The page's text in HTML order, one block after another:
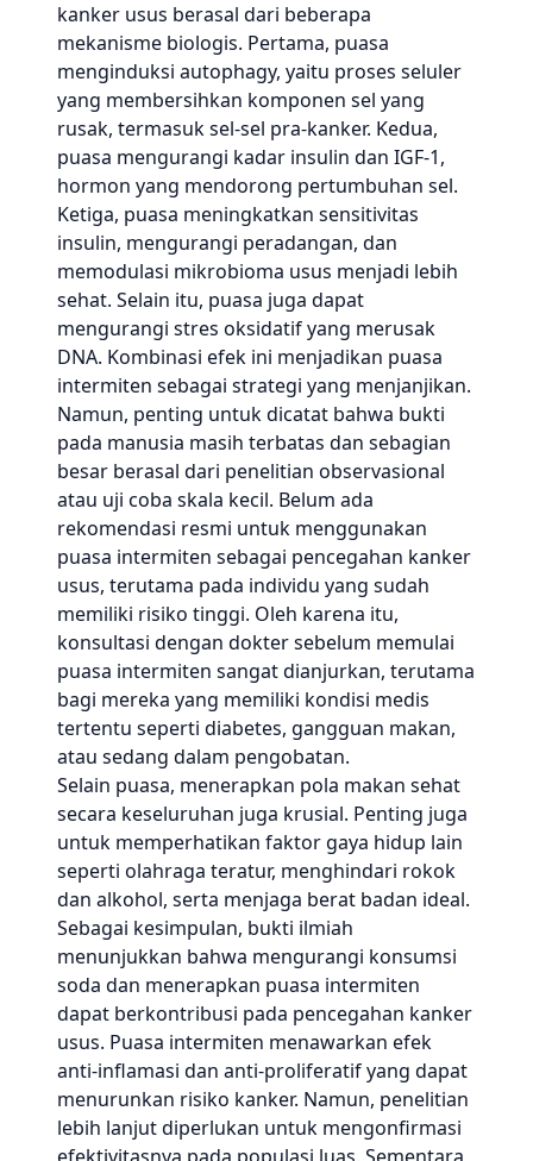
kanker usus berasal dari beberapa
mekanisme biologis. Pertama, puasa
menginduksi autophagy, yaitu proses seluler
yang membersihkan komponen sel yang
rusak, termasuk sel-sel pra-kanker. Kedua,
puasa mengurangi kadar insulin dan IGF-1,
hormon yang mendorong pertumbuhan sel.
Ketiga, puasa meningkatkan sensitivitas
insulin, mengurangi peradangan, dan
memodulasi mikrobioma usus menjadi lebih
sehat. Selain itu, puasa juga dapat
mengurangi stres oksidatif yang merusak
DNA. Kombinasi efek ini menjadikan puasa
intermiten sebagai strategi yang menjanjikan.
Namun, penting untuk dicatat bahwa bukti
pada manusia masih terbatas dan sebagian
besar berasal dari penelitian observasional
atau uji coba skala kecil. Belum ada
rekomendasi resmi untuk menggunakan
puasa intermiten sebagai pencegahan kanker
usus, terutama pada individu yang sudah
memiliki risiko tinggi. Oleh karena itu,
konsultasi dengan dokter sebelum memulai
puasa intermiten sangat dianjurkan, terutama
bagi mereka yang memiliki kondisi medis
tertentu seperti diabetes, gangguan makan,
atau sedang dalam pengobatan.
Selain puasa, menerapkan pola makan sehat
secara keseluruhan juga krusial. Penting juga
untuk memperhatikan faktor gaya hidup lain
seperti olahraga teratur, menghindari rokok
dan alkohol, serta menjaga berat badan ideal.
Sebagai kesimpulan, bukti ilmiah
menunjukkan bahwa mengurangi konsumsi
soda dan menerapkan puasa intermiten
dapat berkontribusi pada pencegahan kanker
usus. Puasa intermiten menawarkan efek
anti-inflamasi dan anti-proliferatif yang dapat
menurunkan risiko kanker. Namun, penelitian
lebih lanjut diperlukan untuk mengonfirmasi